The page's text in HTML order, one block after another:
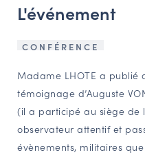
CARTES DES
Espace
NAVIGATION
PORTAIL CULTURE
L'événement
CONFÉRENCE
Madame LHOTE a publié
témoignage d’Auguste
(il a participé au siège de
observateur attentif et
évènements, militaires